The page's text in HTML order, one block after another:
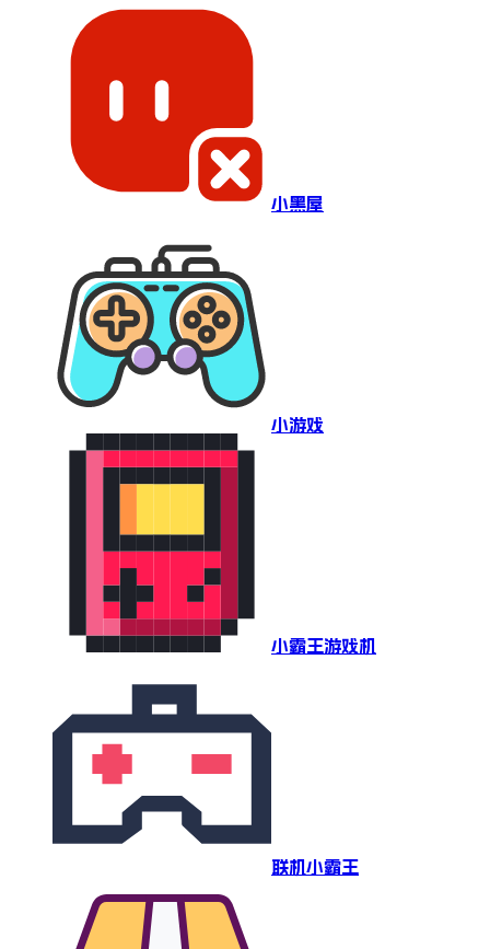
小黑屋
小游戏
小霸王游戏机
联机小霸王